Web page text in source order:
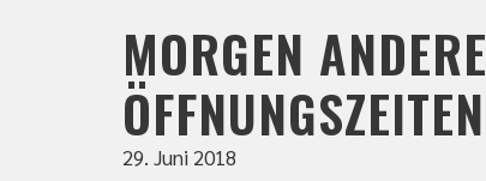
MORGEN ANDERE
ÖFFNUNGSZEITEN
29. Juni 2018